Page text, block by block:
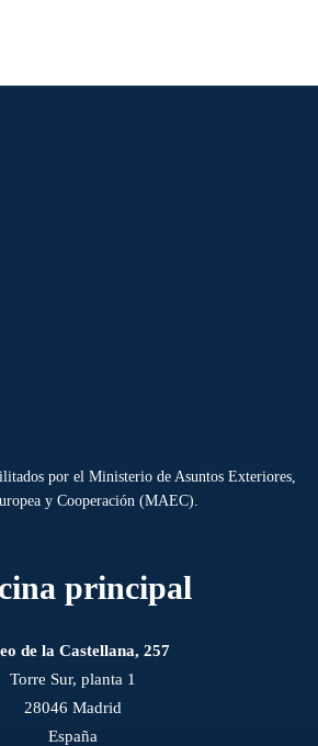
por el Ministerio de Asuntos Exteriores,
y Cooperación (MAEC).
principal
de la Castellana, 257
Torre Sur, planta 1
28046 Madrid
España